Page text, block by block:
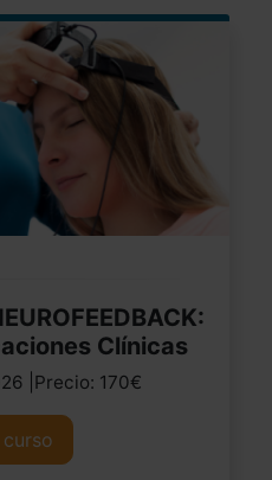
Clínicas
|Precio: 170€
curso